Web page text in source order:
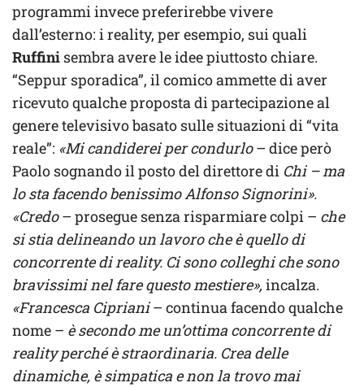
programmi invece preferirebbe vivere
dall’esterno: i reality, per esempio, sui quali
Ruffini sembra avere le idee piuttosto chiare.
“Seppur sporadica”, il comico ammette di aver
ricevuto qualche proposta di partecipazione al
genere televisivo basato sulle situazioni di “vita
reale”: «Mi candiderei per condurlo– dice però
Paolo sognando il posto del direttore di Chi – ma
lo sta facendo benissimo Alfonso Signorini».
«Credo– prosegue senza risparmiare colpi – che
si stia delineando un lavoro che è quello di
concorrente di reality. Ci sono colleghi che sono
bravissimi nel fare questo mestiere»,incalza.
«Francesca Cipriani– continua facendo qualche
nome – è secondo me un’ottima concorrente di
reality perché è straordinaria. Crea delle
dinamiche, è simpatica e non la trovo mai